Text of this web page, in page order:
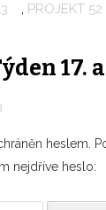
, PROJEKT 52
17. a
heslem.
nejdříve heslo: